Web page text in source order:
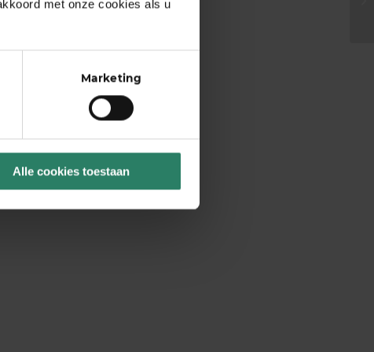
met onze cookies als u
Marketing
Alle cookies toestaan